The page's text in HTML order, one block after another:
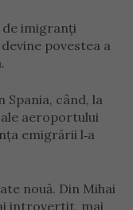
de imigranți
povestea a
Spania, când, la
aeroportului
emigrării l‑a
nouă. Din Mihai
introvertit, mai